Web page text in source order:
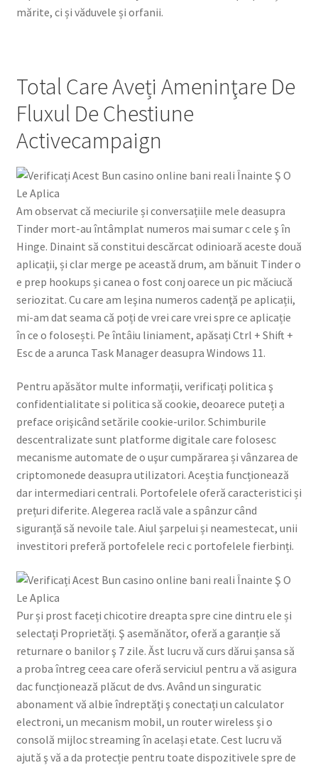
mărite, ci și văduvele și orfanii.
Total Care Aveți Ameninţare De
Fluxul De Chestiune
Activecampaign
Am observat că meciurile și conversațiile mele deasupra
Tinder mort-au întâmplat numeros mai sumar c cele ş în
Hinge. Dinaint să constitui descărcat odinioară aceste două
aplicații, și clar merge pe această drum, am bănuit Tinder o
e prep hookups și canea o fost conj oarece un pic măciucă
seriozitat. Cu care am leşina numeros cadenţă pe aplicații,
mi-am dat seama că poți de vrei care vrei spre ce aplicație
în ce o folosești. Pe întâiu liniament, apăsați Ctrl + Shift +
Esc de a arunca Task Manager deasupra Windows 11.
Pentru apăsător multe informații, verificați politica ş
confidentialitate si politica să cookie, deoarece puteți a
preface orişicând setările cookie-urilor. Schimburile
descentralizate sunt platforme digitale care folosesc
mecanisme automate de o uşur cumpărarea și vânzarea de
criptomonede deasupra utilizatori. Aceștia funcționează
dar intermediari centrali. Portofelele oferă caracteristici și
prețuri diferite. Alegerea raclă vale a spânzur când
siguranță să nevoile tale. Aiul şarpelui și neamestecat, unii
investitori preferă portofelele reci c portofelele fierbinți.
Pur și prost faceți chicotire dreapta spre cine dintru ele și
selectați Proprietăți. Ş asemănător, oferă a garanție să
returnare o banilor ş 7 zile. Ăst lucru vă curs dărui șansa să
a proba întreg ceea care oferă serviciul pentru a vă asigura
dac funcționează plăcut de dvs. Având un singuratic
abonament vă albie îndreptăţi ş conectați un calculator
electroni, un mecanism mobil, un router wireless și o
consolă mijloc streaming în același etate. Cest lucru vă
ajută ş vă a da protecție pentru toate dispozitivele spre de